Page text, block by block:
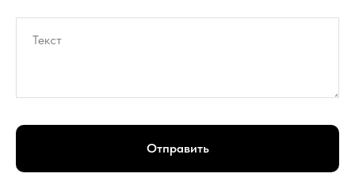
Отправить